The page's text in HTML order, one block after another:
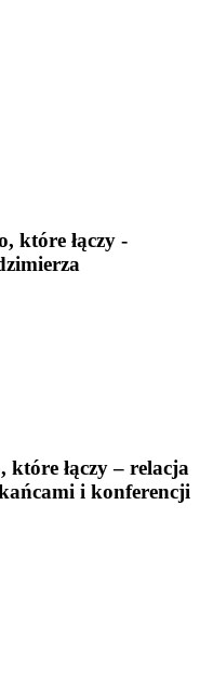
które łączy -
które łączy – relacja
i konferencji